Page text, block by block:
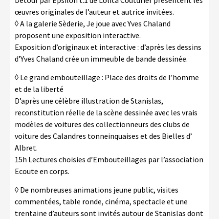
œuvres originales de l’auteur et autrice invitées.
◊ A la galerie Sèderie, Je joue avec Yves Chaland
proposent une exposition interactive.
Exposition d’originaux et interactive : d’après les dessins
d’Yves Chaland crée un immeuble de bande dessinée.
◊ Le grand embouteillage : Place des droits de l’homme
et de la liberté
D’après une célèbre illustration de Stanislas,
reconstitution réelle de la scène dessinée avec les vrais
modèles de voitures des collectionneurs des clubs de
voiture des Calandres tonneinquaises et des Bielles d’
Albret.
15h Lectures choisies d’Embouteillages par l’association
Ecoute en corps.
◊ De nombreuses animations jeune public, visites
commentées, table ronde, cinéma, spectacle et une
trentaine d’auteurs sont invités autour de Stanislas dont